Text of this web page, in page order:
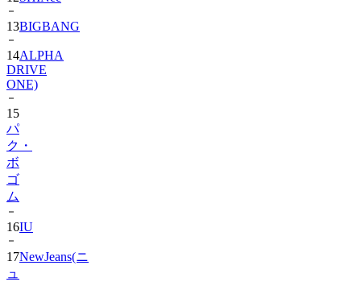
14ALPHA
DRIVE
ONE)
15
パ
ク・
ボ
ゴ
ム
16
17NewJeans(ニ
ュ
ー
ジ